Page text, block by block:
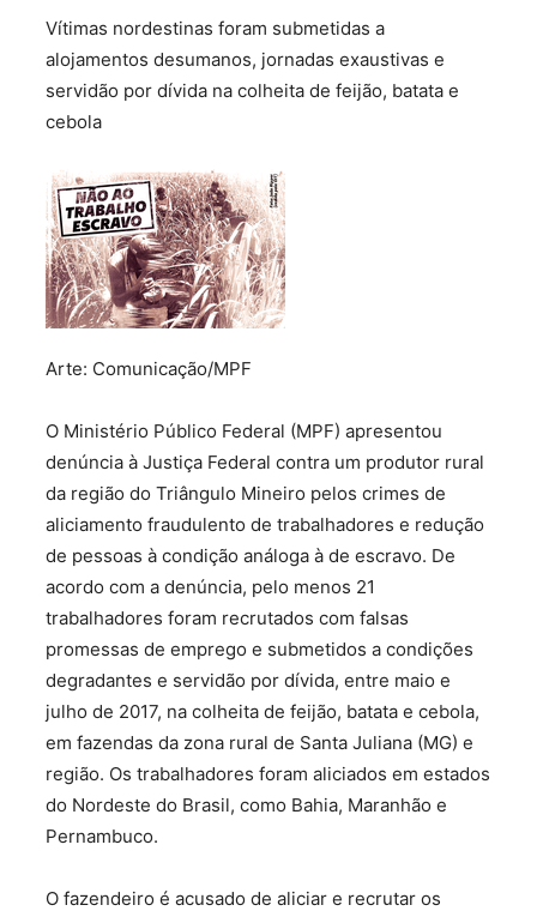
Vítimas nordestinas foram submetidas a
alojamentos desumanos, jornadas exaustivas e
servidão por dívida na colheita de feijão, batata e
cebola
Arte: Comunicação/MPF
O Ministério Público Federal (MPF) apresentou
denúncia à Justiça Federal contra um produtor rural
da região do Triângulo Mineiro pelos crimes de
aliciamento fraudulento de trabalhadores e redução
de pessoas à condição análoga à de escravo. De
acordo com a denúncia, pelo menos 21
trabalhadores foram recrutados com falsas
promessas de emprego e submetidos a condições
degradantes e servidão por dívida, entre maio e
julho de 2017, na colheita de feijão, batata e cebola,
em fazendas da zona rural de Santa Juliana (MG) e
região. Os trabalhadores foram aliciados em estados
do Nordeste do Brasil, como Bahia, Maranhão e
Pernambuco.
O fazendeiro é acusado de aliciar e recrutar os